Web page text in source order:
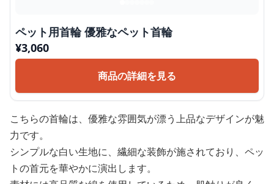
ペット用首輪 優雅なペット首輪
¥3,060
商品の詳細を見る
こちらの首輪は、優雅な雰囲気が漂う上品なデザインが魅
力です。
シンプルな白い生地に、繊細な装飾が施されており、ペッ
トの首元を華やかに演出します。